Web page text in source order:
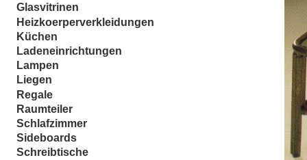
Glasvitrinen
Heizkoerperverkleidungen
Küchen
Ladeneinrichtungen
Lampen
Liegen
Regale
Raumteiler
Schlafzimmer
Sideboards
Schreibtische